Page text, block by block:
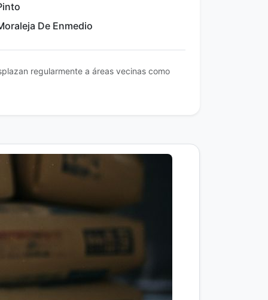
De Enmedio
regularmente a áreas vecinas como